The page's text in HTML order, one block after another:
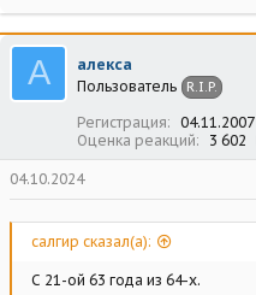
а
к
ц
и
и
А алекса
Пользователь R.I.P.
Регистрация 04.11.2007
Оценка реакций
3 602
04.10.2024
салгир сказал(а):
С 21-ой 63 года из 64-х.